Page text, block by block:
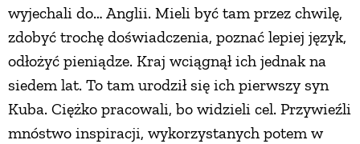
wyjechali do… Anglii. Mieli być tam przez chwilę,
zdobyć trochę doświadczenia, poznać lepiej język,
odłożyć pieniądze. Kraj wciągnął ich jednak na
siedem lat. To tam urodził się ich pierwszy syn
Kuba. Ciężko pracowali, bo widzieli cel. Przywieźli
mnóstwo inspiracji, wykorzystanych potem w